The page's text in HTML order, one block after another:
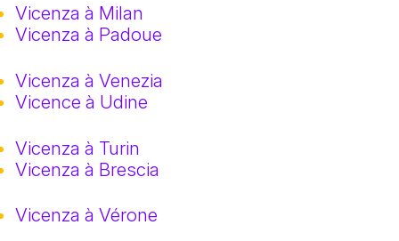
Vicenza à Milan
Vicenza à Padoue
Vicenza à Venezia
Vicence à Udine
Vicenza à Turin
Vicenza à Brescia
Vicenza à Vérone